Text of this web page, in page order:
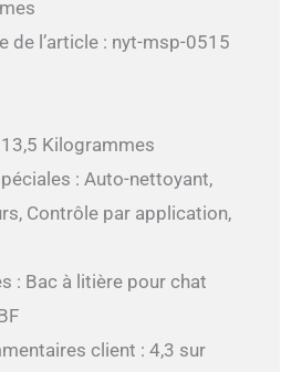
de l’article : nyt-msp-0515
Kilogrammes
: Auto-nettoyant,
Contrôle par application,
: Bac à litière pour chat
client : 4,3 sur